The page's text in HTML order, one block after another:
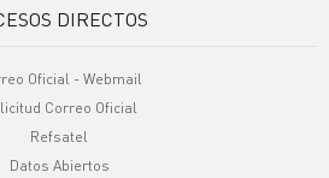
DIRECTOS
Oficial - Webmail
Correo Oficial
Refsatel
Datos Abiertos